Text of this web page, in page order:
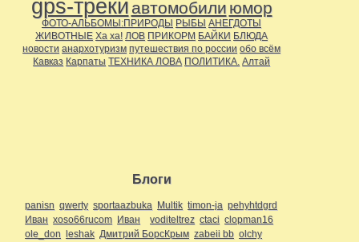
gps-треки автомобили юмор
ФОТО-АЛЬБОМЫ:ПРИРОДЫ РЫБЫ АНЕГДОТЫ
ЖИВОТНЫЕ Ха ха! ЛОВ ПРИКОРМ БАЙКИ БЛЮДА
новости анархотуризм путешествия по россии обо всём
Кавказ Карпаты ТЕХНИКА ЛОВА ПОЛИТИКА. Алтай
Блоги
panisn qwerty sportaazbuka Multik timon-ja pehyhtdgrd
Иван xoso66rucom Иван voditeltrez ctaci clopman16
ole_don leshak Дмитрий БорсКрым zabeii bb olchy